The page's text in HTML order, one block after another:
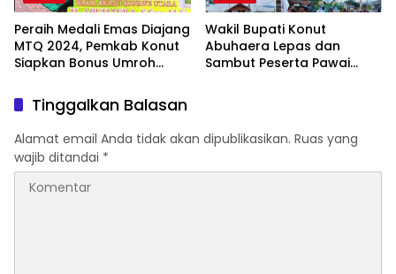
Peraih Medali Emas Diajang
MTQ 2024, Pemkab Konut
Siapkan Bonus Umroh
Wakil Bupati Konut
Abuhaera Lepas dan
Sambut Peserta Pawai
Tinggalkan Balasan
Alamat email Anda tidak akan dipublikasikan. Ruas yang
wajib ditandai *